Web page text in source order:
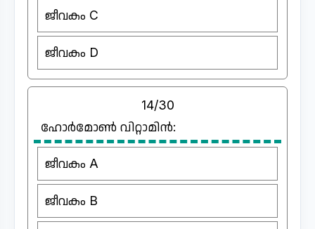
ജീവകം C
ജീവകം D
14/30
ഹോർമോൺ വിറ്റാമിൻ:
ജീവകം A
ജീവകം B